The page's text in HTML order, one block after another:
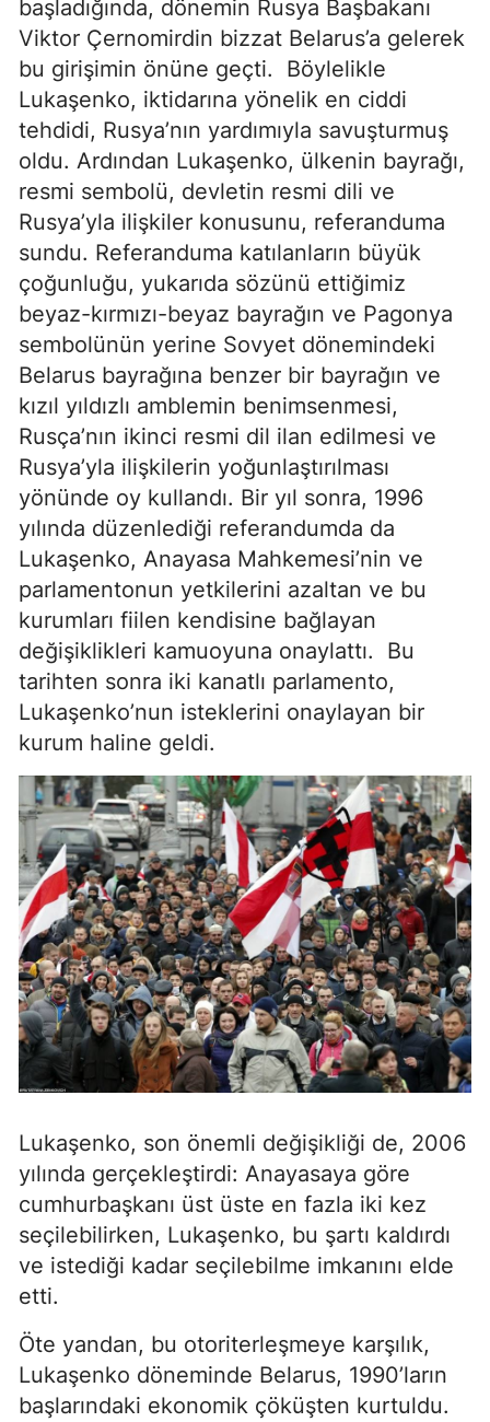
başladığında, dönemin Rusya Başbakanı
Viktor Çernomirdin bizzat Belarus’a gelerek
bu girişimin önüne geçti. Böylelikle
Lukaşenko, iktidarına yönelik en ciddi
tehdidi, Rusya’nın yardımıyla savuşturmuş
oldu. Ardından Lukaşenko, ülkenin bayrağı,
resmi sembolü, devletin resmi dili ve
Rusya’yla ilişkiler konusunu, referanduma
sundu. Referanduma katılanların büyük
çoğunluğu, yukarıda sözünü ettiğimiz
beyaz-kırmızı-beyaz bayrağın ve Pagonya
sembolünün yerine Sovyet dönemindeki
Belarus bayrağına benzer bir bayrağın ve
kızıl yıldızlı amblemin benimsenmesi,
Rusça’nın ikinci resmi dil ilan edilmesi ve
Rusya’yla ilişkilerin yoğunlaştırılması
yönünde oy kullandı. Bir yıl sonra, 1996
yılında düzenlediği referandumda da
Lukaşenko, Anayasa Mahkemesi’nin ve
parlamentonun yetkilerini azaltan ve bu
kurumları fiilen kendisine bağlayan
değişiklikleri kamuoyuna onaylattı. Bu
tarihten sonra iki kanatlı parlamento,
Lukaşenko’nun isteklerini onaylayan bir
kurum haline geldi.
Lukaşenko, son önemli değişikliği de, 2006
yılında gerçekleştirdi: Anayasaya göre
cumhurbaşkanı üst üste en fazla iki kez
seçilebilirken, Lukaşenko, bu şartı kaldırdı
ve istediği kadar seçilebilme imkanını elde
etti.
Öte yandan, bu otoriterleşmeye karşılık,
Lukaşenko döneminde Belarus, 1990’ların
başlarındaki ekonomik çöküşten kurtuldu.